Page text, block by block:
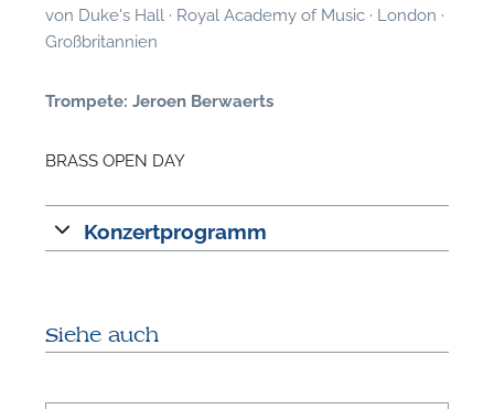
von Duke's Hall · Royal Academy of Music · London ·
Großbritannien
Trompete: Jeroen Berwaerts
BRASS OPEN DAY
Konzertprogramm
Siehe auch